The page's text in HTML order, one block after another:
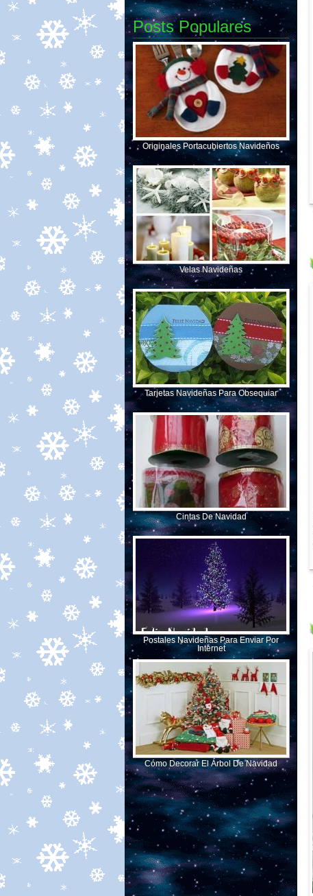
Posts Populares
Originales Portacubiertos Navideños
Velas Navideñas
Tarjetas Navideñas Para Obsequiar
Cintas De Navidad
Postales Navideñas Para Enviar Por
Internet
Cómo Decorar El Árbol De Navidad